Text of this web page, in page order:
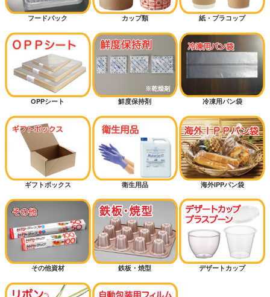
フードパック カップ類 紙・プラコップ
OPPシート 鮮度保持剤 冷凍用パン袋
ギフトボックス 衛生用品 海外IPPパン袋
その他資材 鉄板・焼型 デザートカップ